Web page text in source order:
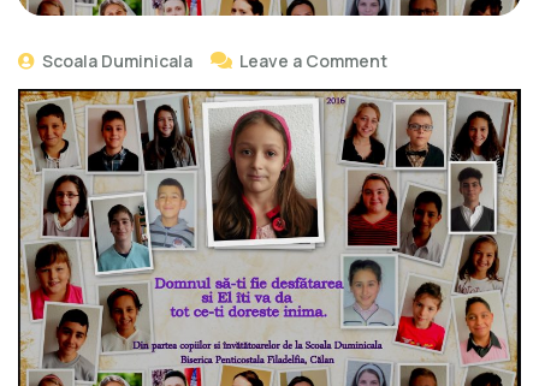
Scoala Duminicala Leave a Comment